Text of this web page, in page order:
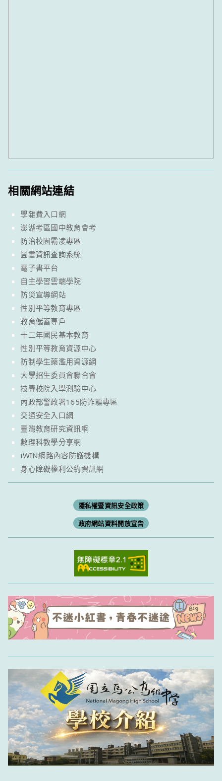
相關網站連結
學雜費入口網
澎湖考區國中教育會考
防治校園霸凌專區
圖書資訊查詢系統
電子書平台
自主學習雲端學院
防災宣導網站
性別平等教育專區
教育儲蓄專戶
十二年國民基本教育
性別平等教育資源中心
防制學生藥濫用資源網
大學招生委員會聯合會
技專校院入學測驗中心
內政部警政署165防詐騙專區
交通安全入口網
臺灣教育研究資訊網
數理科教學分享網
iWIN網路內容防護機構
身心障礙權利公約資訊網
隱私權暨資訊安全政策
政府網站資料開放宣告